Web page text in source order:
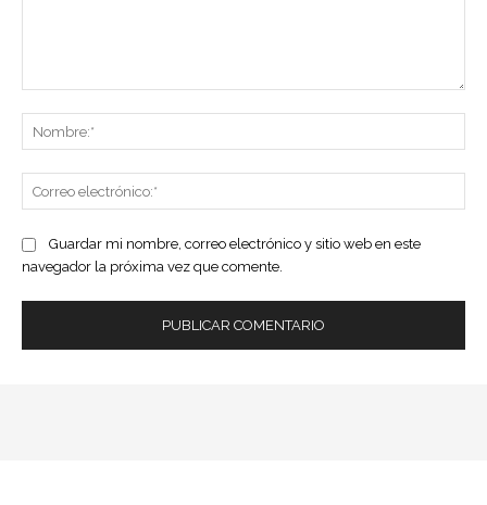
Guardar mi nombre, correo electrónico y sitio web en este
navegador la próxima vez que comente.